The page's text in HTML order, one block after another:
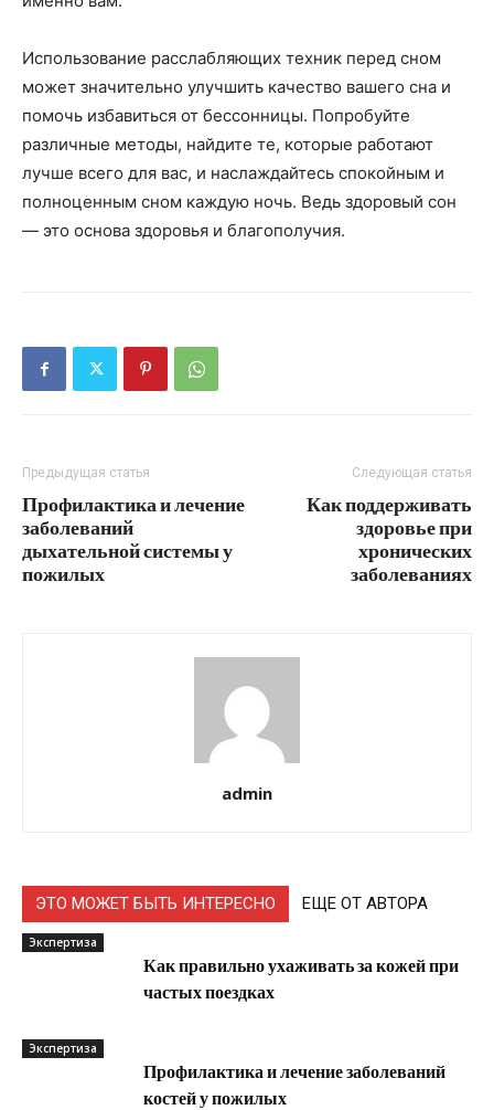
Использование расслабляющих техник перед сном
может значительно улучшить качество вашего сна и
помочь избавиться от бессонницы. Попробуйте
различные методы, найдите те, которые работают
лучше всего для вас, и наслаждайтесь спокойным и
полноценным сном каждую ночь. Ведь здоровый сон
— это основа здоровья и благополучия.
Предыдущая статья
Профилактика и лечение
заболеваний
дыхательной системы у
пожилых
Следующая статья
Как поддерживать
здоровье при
хронических
заболеваниях
admin
ЭТО МОЖЕТ БЫТЬ ИНТЕРЕСНО ЕЩЕ ОТ АВТОРА
Экспертиза
Как правильно ухаживать за кожей при
частых поездках
Экспертиза
Профилактика и лечение заболеваний
костей у пожилых